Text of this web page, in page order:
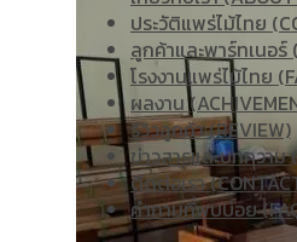
ประวัติแพร่ไม้ไทย
ลูกค้าและพาร์ทเนอร์
โรงงานแพร่ไม้ไทย
ผลงาน
รีวิวลูกค้า (REVIEW)
ข่าวสารและบทความ
ติดต่อเรา
คำถามที่พบบ่อย